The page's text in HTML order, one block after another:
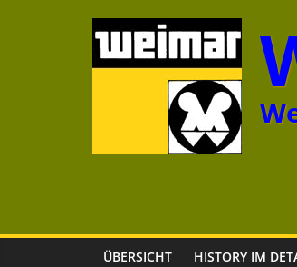
ÜBERSICHT HISTORY IM